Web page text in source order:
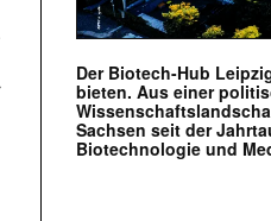
Der Biotech-Hub
bieten. Aus einer
Sachsen seit der
Biotechnologie und